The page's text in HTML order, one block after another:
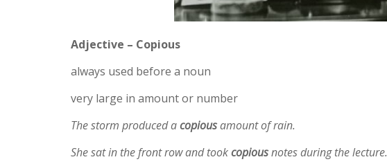
Adjective – Copious
always used before a noun
very large in amount or number
The storm produced acopiousamount of rain.
She sat in the front row and tookcopiousnotes during the lecture.